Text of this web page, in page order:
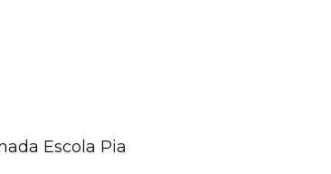
Escola Pia